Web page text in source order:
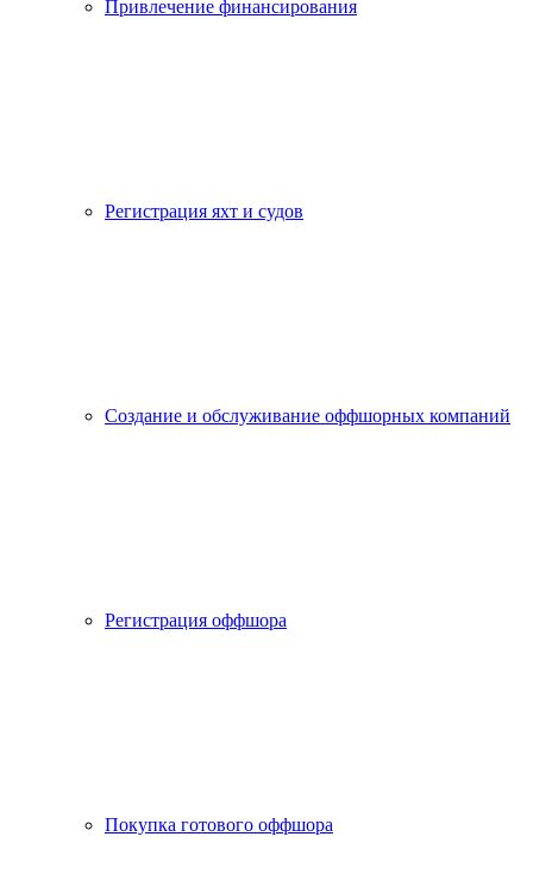
Привлечение финансирования
Регистрация яхт и судов
Создание и обслуживание оффшорных компаний
Регистрация оффшора
Покупка готового оффшора